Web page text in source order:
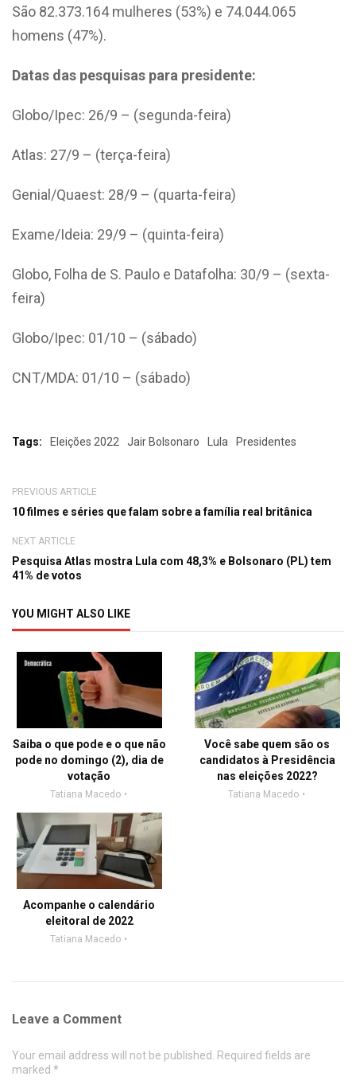
São 82.373.164 mulheres (53%) e 74.044.065
homens (47%).
Datas das pesquisas para presidente:
Globo/Ipec: 26/9 – (segunda-feira)
Atlas: 27/9 – (terça-feira)
Genial/Quaest: 28/9 – (quarta-feira)
Exame/Ideia: 29/9 – (quinta-feira)
Globo, Folha de S. Paulo e Datafolha: 30/9 – (sexta-
feira)
Globo/Ipec: 01/10 – (sábado)
CNT/MDA: 01/10 – (sábado)
Tags: Eleições 2022 Jair Bolsonaro Lula Presidentes
PREVIOUS ARTICLE
10 filmes e séries que falam sobre a família real britânica
NEXT ARTICLE
Pesquisa Atlas mostra Lula com 48,3% e Bolsonaro (PL) tem
41% de votos
YOU MIGHT ALSO LIKE
Saiba o que pode e o que não
pode no domingo (2), dia de
votação
Tatiana Macedo
Você sabe quem são os
candidatos à Presidência
nas eleições 2022?
Tatiana Macedo
Acompanhe o calendário
eleitoral de 2022
Tatiana Macedo
Leave a Comment
Your email address will not be published. Required fields are
marked *